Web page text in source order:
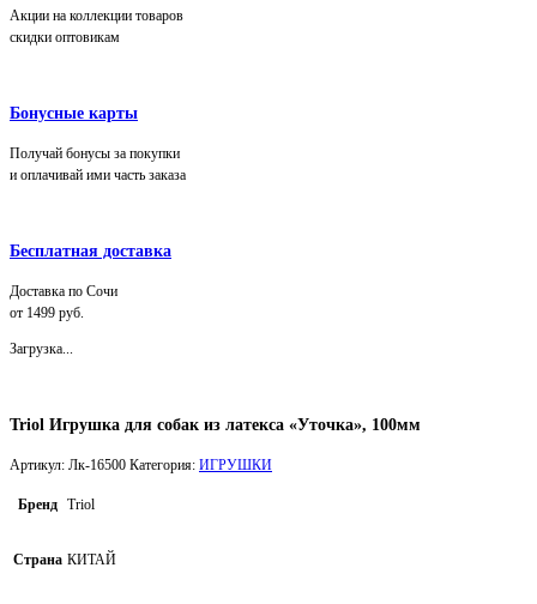
Акции на коллекции товаров
скидки оптовикам
Бонусные карты
Получай бонусы за покупки
и оплачивай ими часть заказа
Бесплатная доставка
Доставка по Сочи
от 1499 руб.
Загрузка...
Triol Игрушка для собак из латекса «Уточка», 100мм
Артикул: Лк-16500 Категория: ИГРУШКИ
Бренд Triol
Страна КИТАЙ